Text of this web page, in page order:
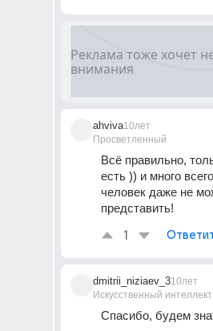
ahviva
Просветленный
10лет
Всё правильно,
есть )) и много
человек даже не
представить!
1
dmitrii_niziaev_3
Искусственный интеллект
10лет
Спасибо, будем